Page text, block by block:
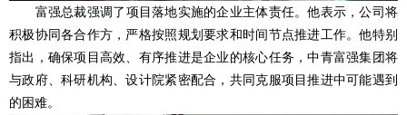
富强总裁强调了项目落地实施的企业主体责任。他表示，公司将
积极协同各合作方，严格按照规划要求和时间节点推进工作。他特别
指出，确保项目高效、有序推进是企业的核心任务，中青富强集团将
与政府、科研机构、设计院紧密配合，共同克服项目推进中可能遇到
的困难。